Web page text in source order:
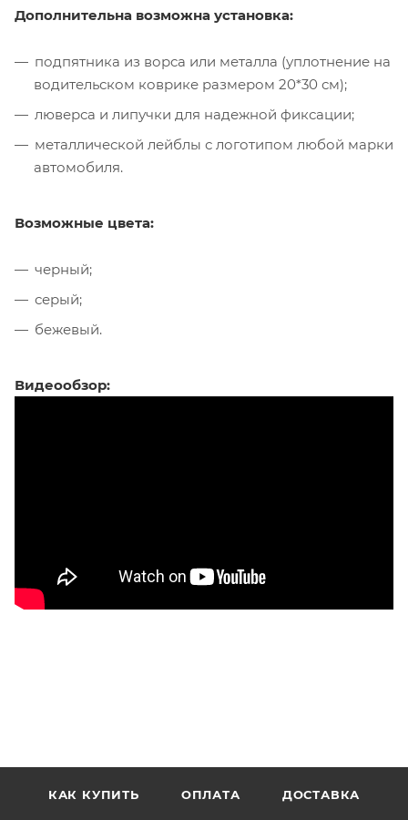
Дополнительна возможна установка:
подпятника из ворса или металла (уплотнение на
водительском коврике размером 20*30 см);
люверса и липучки для надежной фиксации;
металлической лейблы с логотипом любой марки
автомобиля.
Возможные цвета:
черный;
серый;
бежевый.
Видеообзор:
КАК КУПИТЬ ОПЛАТА ДОСТАВКА